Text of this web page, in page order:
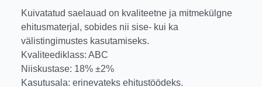
Kuivatatud saelauad on kvaliteetne ja mitmekülgne
ehitusmaterjal, sobides nii sise- kui ka
välistingimustes kasutamiseks.
Kvaliteediklass: ABC
Niiskustase: 18% ±2%
Kasutusala: erinevateks ehitustöödeks.